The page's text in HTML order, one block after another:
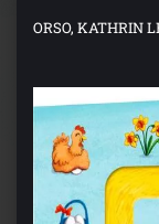
ORSO, KATHRIN